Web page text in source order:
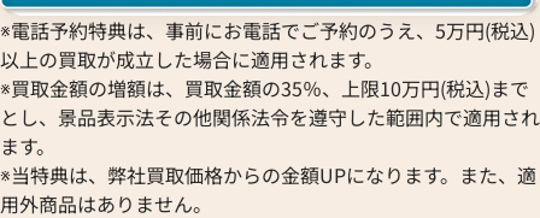
ルイ・ヴィトン モノグラムマカサー ネオ
ポルトカルト カードケース パスケース
M60166
参考買取価格
38,000円
2026年6月13日時点
ルイ・ヴィトン
トフォイユミュル
32,000円
2026年4月3日時点
※電話予約特典は、事前にお電話でご予約のうえ、5万円(税込)
以上の買取が成立した場合に適用されます。
※買取金額の増額は、買取金額の35％、上限10万円(税込)まで
とし、景品表示法その他関係法令を遵守した範囲内で適用され
ます。
※当特典は、弊社買取価格からの金額UPになります。また、適
用外商品はありません。